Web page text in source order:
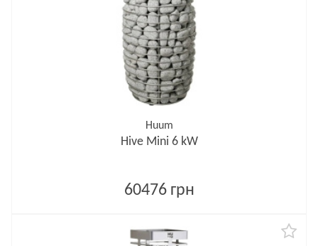
Huum
Hive Mini 6 kW
60476 грн